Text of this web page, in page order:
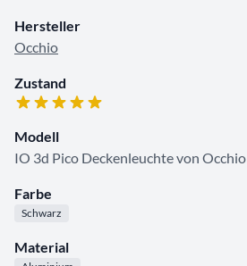
Hersteller
Occhio
Zustand
Modell
IO 3d Pico Deckenleuchte von Occhio
Farbe
Schwarz
Material